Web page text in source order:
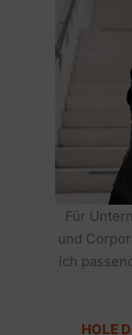
Für
und
ich
HOLE